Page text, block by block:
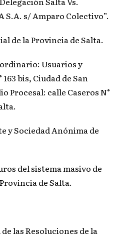
S.A. s/ Amparo Colectivo”.
de la Provincia de Salta.
Usuarios y
bis, Ciudad de San
Procesal: calle Caseros N°
y Sociedad Anónima de
del sistema masivo de
de Salta.
las Resoluciones de la